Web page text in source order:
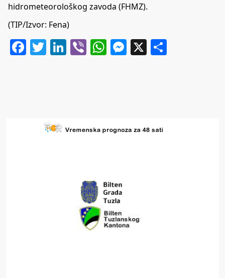
hidrometeorološkog zavoda (FHMZ).
(TIP/Izvor: Fena)
Facebook
Twitter
LinkedIn
ViberWhatsApp
Messenger
X